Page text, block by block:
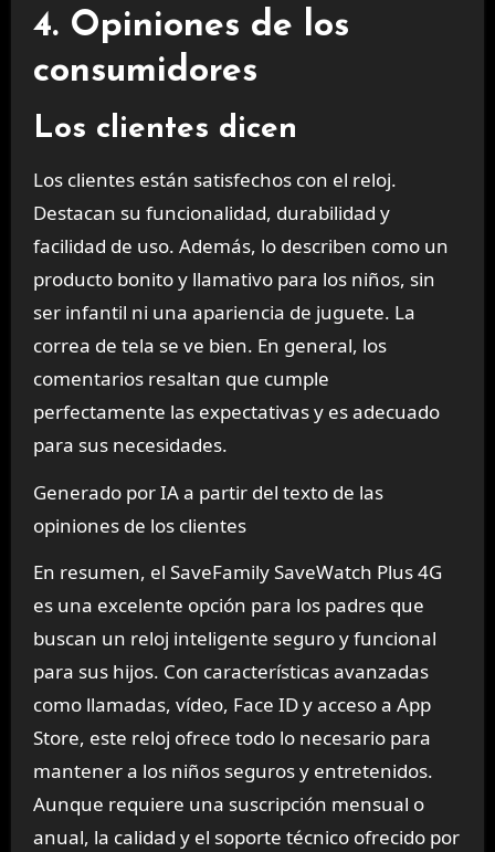
4. Opiniones de los
consumidores
Los clientes dicen
Los clientes están satisfechos con el reloj.
Destacan su funcionalidad, durabilidad y
facilidad de uso. Además, lo describen como un
producto bonito y llamativo para los niños, sin
ser infantil ni una apariencia de juguete. La
correa de tela se ve bien. En general, los
comentarios resaltan que cumple
perfectamente las expectativas y es adecuado
para sus necesidades.
Generado por IA a partir del texto de las
opiniones de los clientes
En resumen, el SaveFamily SaveWatch Plus 4G
es una excelente opción para los padres que
buscan un reloj inteligente seguro y funcional
para sus hijos. Con características avanzadas
como llamadas, vídeo, Face ID y acceso a App
Store, este reloj ofrece todo lo necesario para
mantener a los niños seguros y entretenidos.
Aunque requiere una suscripción mensual o
anual, la calidad y el soporte técnico ofrecido por